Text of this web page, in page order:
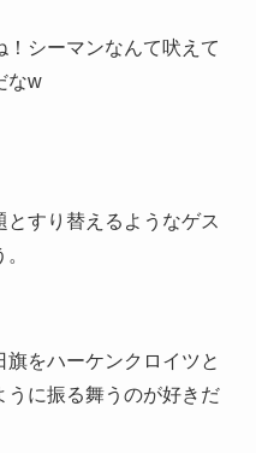
シーマンなんて吠えて
なw
すり替えるようなゲス
をハーケンクロイツと
うに振る舞うのが好きだ